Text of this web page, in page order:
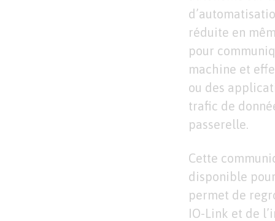
réduite en
pour
machine et
ou des
trafic de
passerelle.
Cette
disponible
permet de
IO-Link et de